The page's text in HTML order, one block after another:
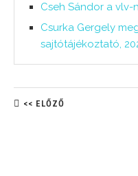
Cseh Sándor a vlv-
Csurka Gergely
sajtótájékoztató,
<< ELŐZŐ